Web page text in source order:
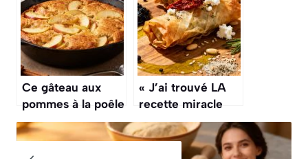
chaque fois ces
gratins » ils les
adorent et en
veulent chaque
semaine (faciles,
économiques et
délicieux)
Ce gâteau aux
pommes à la poêle
fait fondre toute la
famille
« J’ai trouvé LA
recette miracle
pour mes apéros »
: mes roulés filo
font sensation